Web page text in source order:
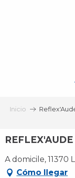
Inicio
A domicile, 11370
Cómo llegar